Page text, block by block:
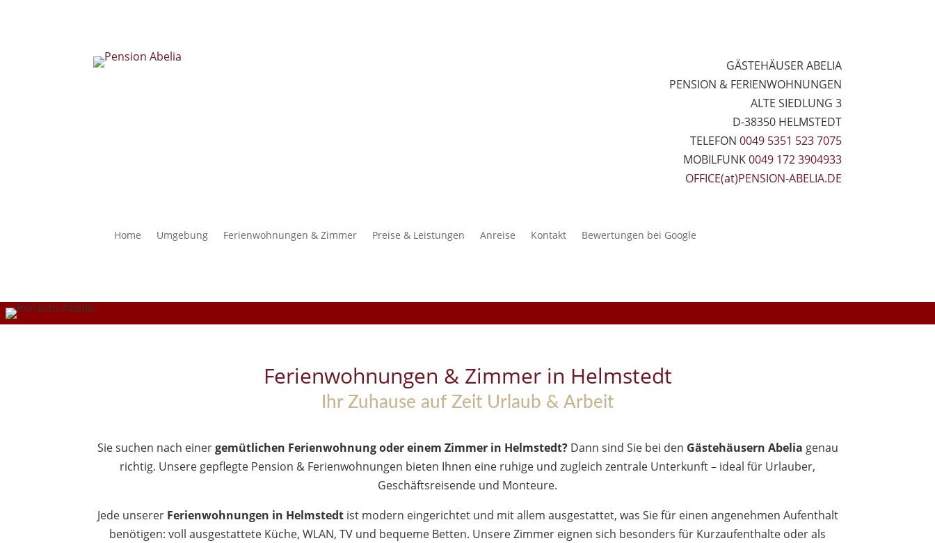
GÄSTEHÄUSER ABELIA
PENSION & FERIENWOHNUNGEN
ALTE SIEDLUNG 3
D-38350 HELMSTEDT
TELEFON 0049 5351 523 7075
MOBILFUNK0049 172 3904933
OFFICE(at)PENSION-ABELIA.DE
Home Umgebung Ferienwohnungen & Zimmer Preise & Leistungen Anreise Kontakt Bewertungen bei Google
Ferienwohnungen & Zimmer in Helmstedt
Ihr Zuhause auf Zeit Urlaub & Arbeit
Sie suchen nach einergemütlichen Ferienwohnung oder einem Zimmer in Helmstedt?Dann sind Sie bei den Gästehäusern Abelia genau
richtig. Unsere gepflegte Pension & Ferienwohnungen bieten Ihnen eine ruhige und zugleich zentrale Unterkunft – ideal für Urlauber,
Geschäftsreisende und Monteure.
Jede unserer Ferienwohnungen in Helmstedtist modern eingerichtet und mit allem ausgestattet, was Sie für einen angenehmen Aufenthalt
benötigen: voll ausgestattete Küche, WLAN, TV und bequeme Betten. Unsere Zimmer eignen sich besonders für Kurzaufenthalte oder als